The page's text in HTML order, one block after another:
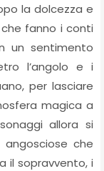
la dolcezza e
fanno i conti
un sentimento
l’angolo e i
per lasciare
magica a
allora si
angosciose che
il sopravvento, i